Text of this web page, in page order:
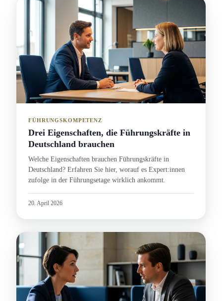
FÜHRUNGSKOMPETENZ
Drei Eigenschaft­en, die Führungs­kräfte in
Deutschland brauchen
Welche Eigenschaft­en brauchen Führungs­kräfte in
Deutschland? Erfahren Sie hier, worauf es Expert:innen
zufolge in der Führungs­etage wirklich ankommt.
20. April 2026